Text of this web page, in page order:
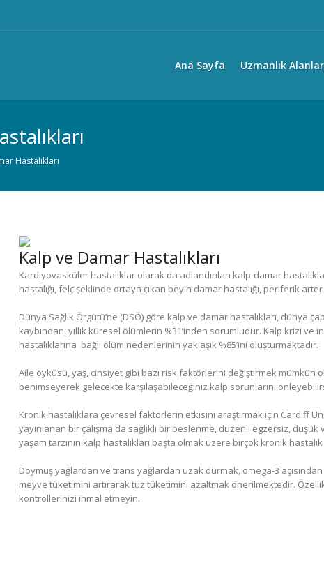
Ana Sayfa Uzmanlık
Hastalıkları
Kalp ve Damar Hastalıkları
Kardiyovasküler hastalıklar olarak da adlandırılan kalp-damar
hastalığı, felç şeklinde ortaya çıkan beyin damar hastalığı, periferik
Dünya Sağlık Örgütü’ne (DSÖ) göre kalp ve damar hastalıkları, dünya
kaybından, yıllık küresel ölümlerin %31’inden sorumludur. Kalp krizi ve
hastalıklarına bağlı ölüm nedenlerinin yaklaşık %85’ini oluşturmaktadır.
Aile öyküsü, yaş, cinsiyet gibi bazı risk faktörlerini değiştirmek mümkün
benimseyerek gelecekte karşılaşabileceğiniz kalp sorunlarını
Kronik hastalıklara çevresel faktörlerin etkisini araştırmak için Cardiff
yayınlanan bir çalışma da sağlıklı bir beslenme, düzenli egzersiz, düşük
yaşam tarzının kalp hastalıkları başta olmak üzere birçok kronik
Doymuş yağlardan ve trans yağlardan uzak durmak, omega-3
meyve tüketimini artırarak tuz tüketimini azaltmak önerilmektedir.
kontrollerinizi ihmal etmeyin.